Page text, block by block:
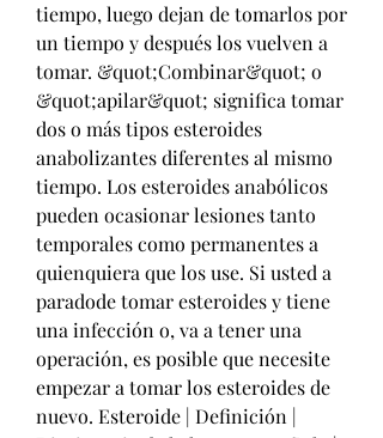
tiempo, luego dejan de tomarlos por
un tiempo y después los vuelven a
tomar. &quot;Combinar&quot; o
&quot;apilar&quot; significa tomar
dos o más tipos esteroides
anabolizantes diferentes al mismo
tiempo. Los esteroides anabólicos
pueden ocasionar lesiones tanto
temporales como permanentes a
quienquiera que los use. Si usted a
paradode tomar esteroides y tiene
una infección o, va a tener una
operación, es posible que necesite
empezar a tomar los esteroides de
nuevo. Esteroide | Definición |